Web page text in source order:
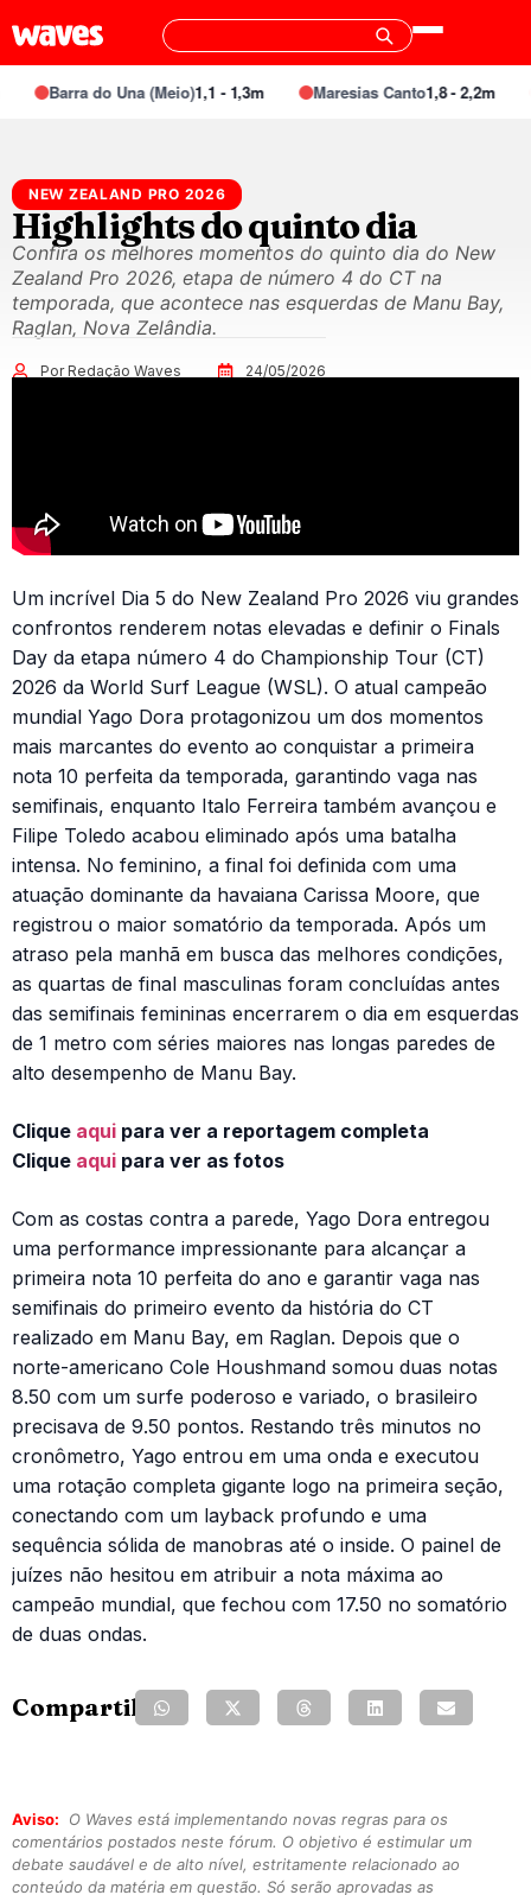
Barra do Una (Meio)1,1 - 1,3m Maresias Canto1,8 - 2,2m
NEW ZEALAND PRO 2026
Highlights do quinto dia
Confira os melhores momentos do quinto dia do New
Zealand Pro 2026, etapa de número 4 do CT na
temporada, que acontece nas esquerdas de Manu Bay,
Raglan, Nova Zelândia.
Por Redação Waves 24/05/2026
Um incrível Dia 5 do New Zealand Pro 2026 viu grandes
confrontos renderem notas elevadas e definir o Finals
Day da etapa número 4 do Championship Tour (CT)
2026 da World Surf League (WSL). O atual campeão
mundial Yago Dora protagonizou um dos momentos
mais marcantes do evento ao conquistar a primeira
nota 10 perfeita da temporada, garantindo vaga nas
semifinais, enquanto Italo Ferreira também avançou e
Filipe Toledo acabou eliminado após uma batalha
intensa. No feminino, a final foi definida com uma
atuação dominante da havaiana Carissa Moore, que
registrou o maior somatório da temporada. Após um
atraso pela manhã em busca das melhores condições,
as quartas de final masculinas foram concluídas antes
das semifinais femininas encerrarem o dia em esquerdas
de 1 metro com séries maiores nas longas paredes de
alto desempenho de Manu Bay.
Clique aqui para ver a reportagem completa
Clique aqui para ver as fotos
Com as costas contra a parede, Yago Dora entregou
uma performance impressionante para alcançar a
primeira nota 10 perfeita do ano e garantir vaga nas
semifinais do primeiro evento da história do CT
realizado em Manu Bay, em Raglan. Depois que o
norte-americano Cole Houshmand somou duas notas
8.50 com um surfe poderoso e variado, o brasileiro
precisava de 9.50 pontos. Restando três minutos no
cronômetro, Yago entrou em uma onda e executou
uma rotação completa gigante logo na primeira seção,
conectando com um layback profundo e uma
sequência sólida de manobras até o inside. O painel de
juízes não hesitou em atribuir a nota máxima ao
campeão mundial, que fechou com 17.50 no somatório
de duas ondas.
Compartilhe:
Aviso:
O Waves está implementando novas regras para os
comentários postados neste fórum. O objetivo é estimular um
debate saudável e de alto nível, estritamente relacionado ao
conteúdo da matéria em questão. Só serão aprovadas as